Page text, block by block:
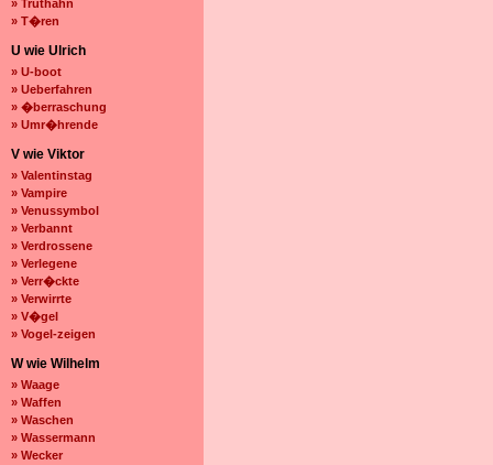
» Truthahn
» T�ren
U wie Ulrich
» U-boot
» Ueberfahren
» �berraschung
» Umr�hrende
V wie Viktor
» Valentinstag
» Vampire
» Venussymbol
» Verbannt
» Verdrossene
» Verlegene
» Verr�ckte
» Verwirrte
» V�gel
» Vogel-zeigen
W wie Wilhelm
» Waage
» Waffen
» Waschen
» Wassermann
» Wecker